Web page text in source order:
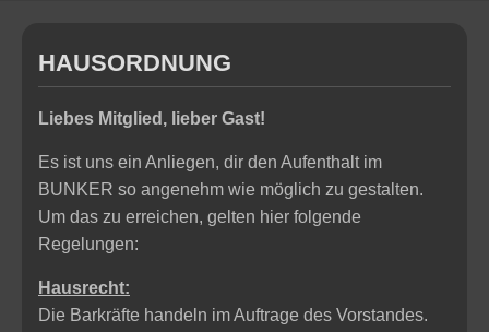
HAUSORDNUNG
Liebes Mitglied, lieber Gast!
Es ist uns ein Anliegen, dir den Aufenthalt im
BUNKER so angenehm wie möglich zu gestalten.
Um das zu erreichen, gelten hier folgende
Regelungen:
Hausrecht:
Die Barkräfte handeln im Auftrage des Vorstandes.